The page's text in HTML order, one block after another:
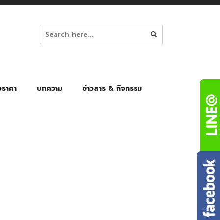
าคา บทความ ข่าวสาร & กิจกรรม